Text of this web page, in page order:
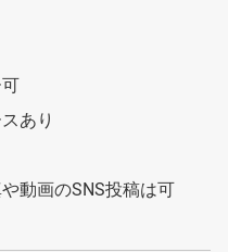
あり
動画のSNS投稿は可